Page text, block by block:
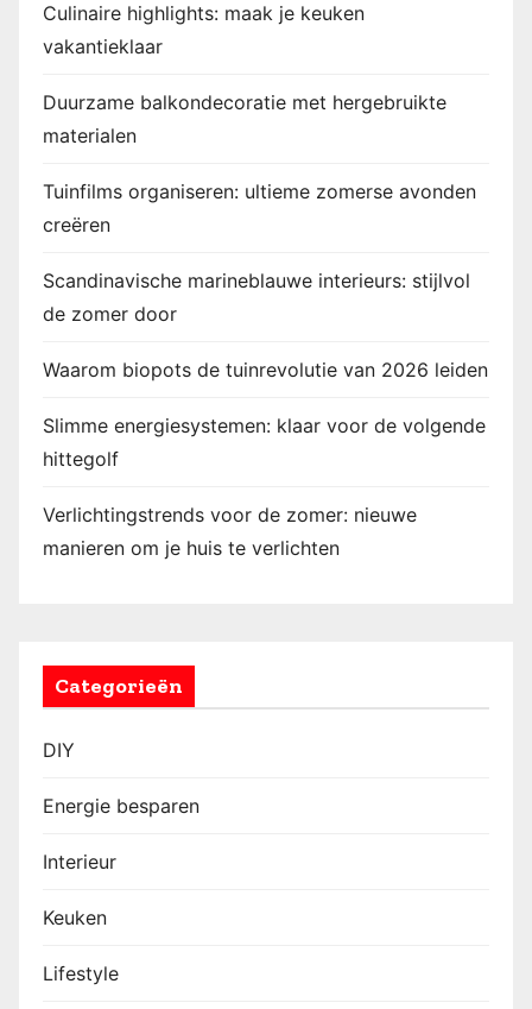
Culinaire highlights: maak je keuken
vakantieklaar
Duurzame balkondecoratie met hergebruikte
materialen
Tuinfilms organiseren: ultieme zomerse avonden
creëren
Scandinavische marineblauwe interieurs: stijlvol
de zomer door
Waarom biopots de tuinrevolutie van 2026 leiden
Slimme energiesystemen: klaar voor de volgende
hittegolf
Verlichtingstrends voor de zomer: nieuwe
manieren om je huis te verlichten
Categorieën
DIY
Energie besparen
Interieur
Keuken
Lifestyle